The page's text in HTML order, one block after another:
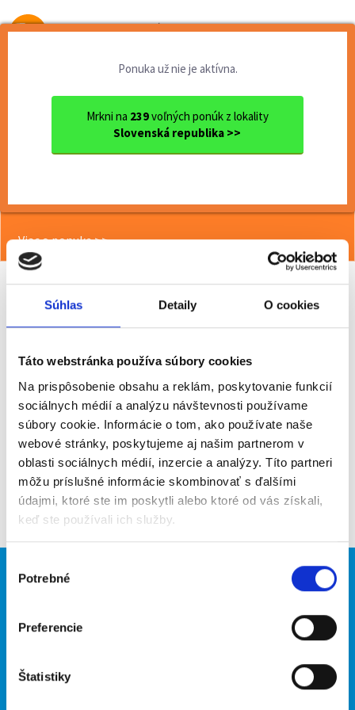
Súhlas Detaily O cookies
Táto webstránka používa súbory cookies
Na prispôsobenie obsahu a reklám, poskytovanie funkcií
sociálnych médií a analýzu návštevnosti používame
súbory cookie. Informácie o tom, ako používate naše
webové stránky, poskytujeme aj našim partnerom v
oblasti sociálnych médií, inzercie a analýzy. Títo partneri
môžu príslušné informácie skombinovať s ďalšími
údajmi, ktoré ste im poskytli alebo ktoré od vás získali,
keď ste používali ich služby.
súhlasu
Potrebné
Preferencie
Štatistiky
Od prvej brigády
Ponuka už nie je aktívna.
Mrkni na 239voľných ponúk z lokality
Slovenská republika >>
Ok. Nitra
<< Späť
Viac o ponuke >>
Poslať na email
Upozorniť na inzerát
Pridať do obľúbených
Späť
Brigádnici
Hľadané brigády
O portáli Naše ďalšie projekty